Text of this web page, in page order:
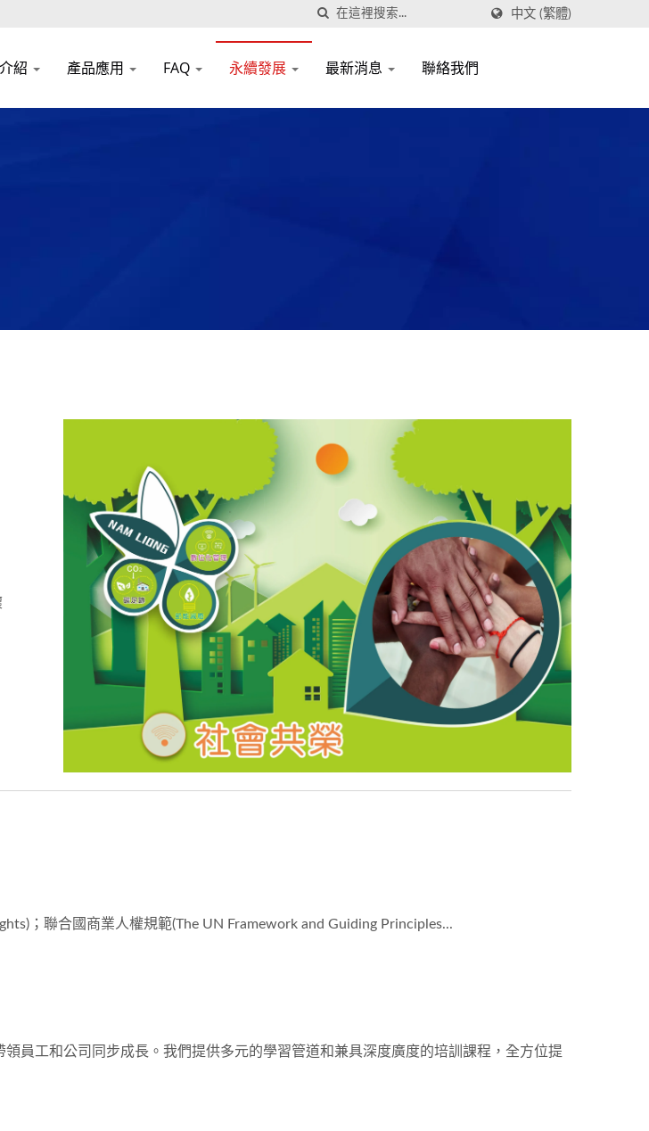
中文 (繁體)
紹 產品應用 FAQ 永續發展 最新消息 聯絡我們
；聯合國商業人權規範(The UN Framework and Guiding Principles...
員工和公司同步成長。我們提供多元的學習管道和兼具深度廣度的培訓課程，全方位提